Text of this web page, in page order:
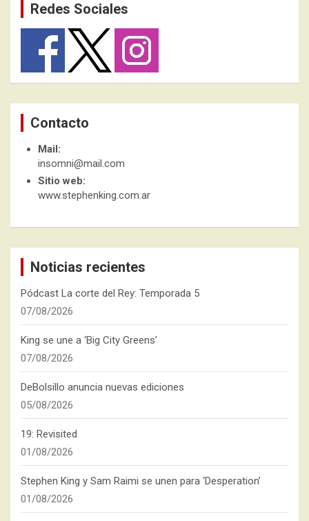
Redes Sociales
Contacto
Mail:
insomni@mail.com
Sitio web:
www.stephenking.com.ar
Noticias recientes
Pódcast La corte del Rey: Temporada 5
07/08/2026
King se une a ‘Big City Greens’
07/08/2026
DeBolsillo anuncia nuevas ediciones
05/08/2026
19: Revisited
01/08/2026
Stephen King y Sam Raimi se unen para ‘Desperation’
01/08/2026